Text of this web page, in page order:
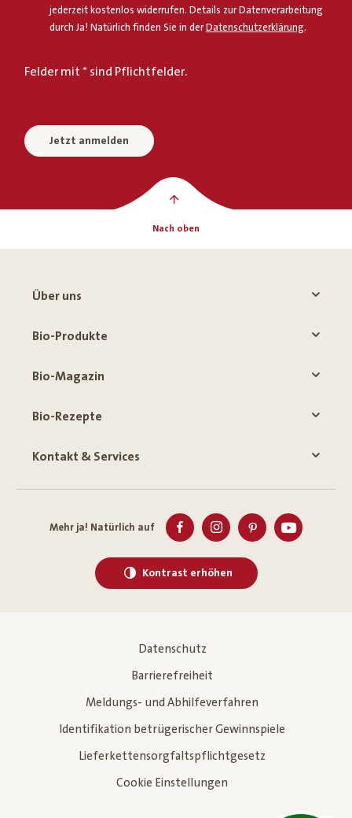
jederzeit kostenlos widerrufen. Details zur Datenverarbeitung
durch Ja! Natürlich finden Sie in der Datenschutzerklärung.
Felder mit * sind Pflichtfelder.
Jetzt anmelden
Nach oben
Über uns
Bio-Produkte
Bio-Magazin
Bio-Rezepte
Kontakt & Services
Mehr ja! Natürlich auf
Kontrast erhöhen
Datenschutz
Barrierefreiheit
Meldungs- und Abhilfeverfahren
Identifikation betrügerischer Gewinnspiele
Lieferkettensorgfaltspflichtgesetz
Cookie Einstellungen